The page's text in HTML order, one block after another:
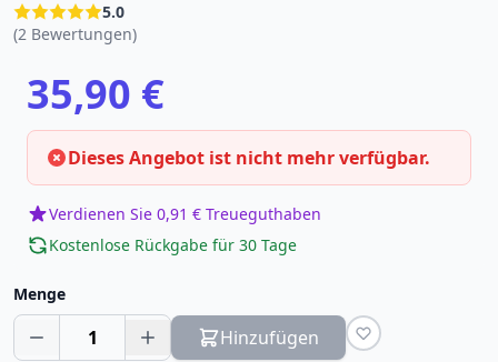
5.0
(2 Bewertungen)
35,90 €
Dieses Angebot ist nicht mehr verfügbar.
Verdienen Sie 0,91 € Treueguthaben
Kostenlose Rückgabe für 30 Tage
Menge
1 Hinzufügen